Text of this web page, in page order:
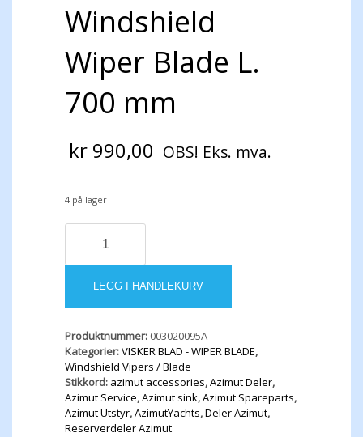
Windshield
Wiper Blade L.
700 mm
kr 990,00 OBS! Eks. mva.
4 på lager
Windshield
Blade
mm
LEGG I HANDLEKURV
Produktnummer: 003020095A
Kategorier:VISKER BLAD - WIPER BLADE,
Windshield Vipers / Blade
Stikkord: azimut accessories,Azimut Deler,
Azimut Service,Azimut sink,Azimut Spareparts,
Azimut Utstyr,AzimutYachts,Deler Azimut,
Reserverdeler Azimut